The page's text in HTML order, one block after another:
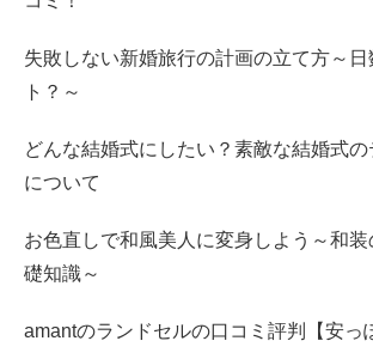
失敗しない新婚旅行の計画の立て方～
ト？～
どんな結婚式にしたい？素敵な結婚式
について
お色直しで和風美人に変身しよう～和
礎知識～
amantのランドセルの口コミ評判【安っ